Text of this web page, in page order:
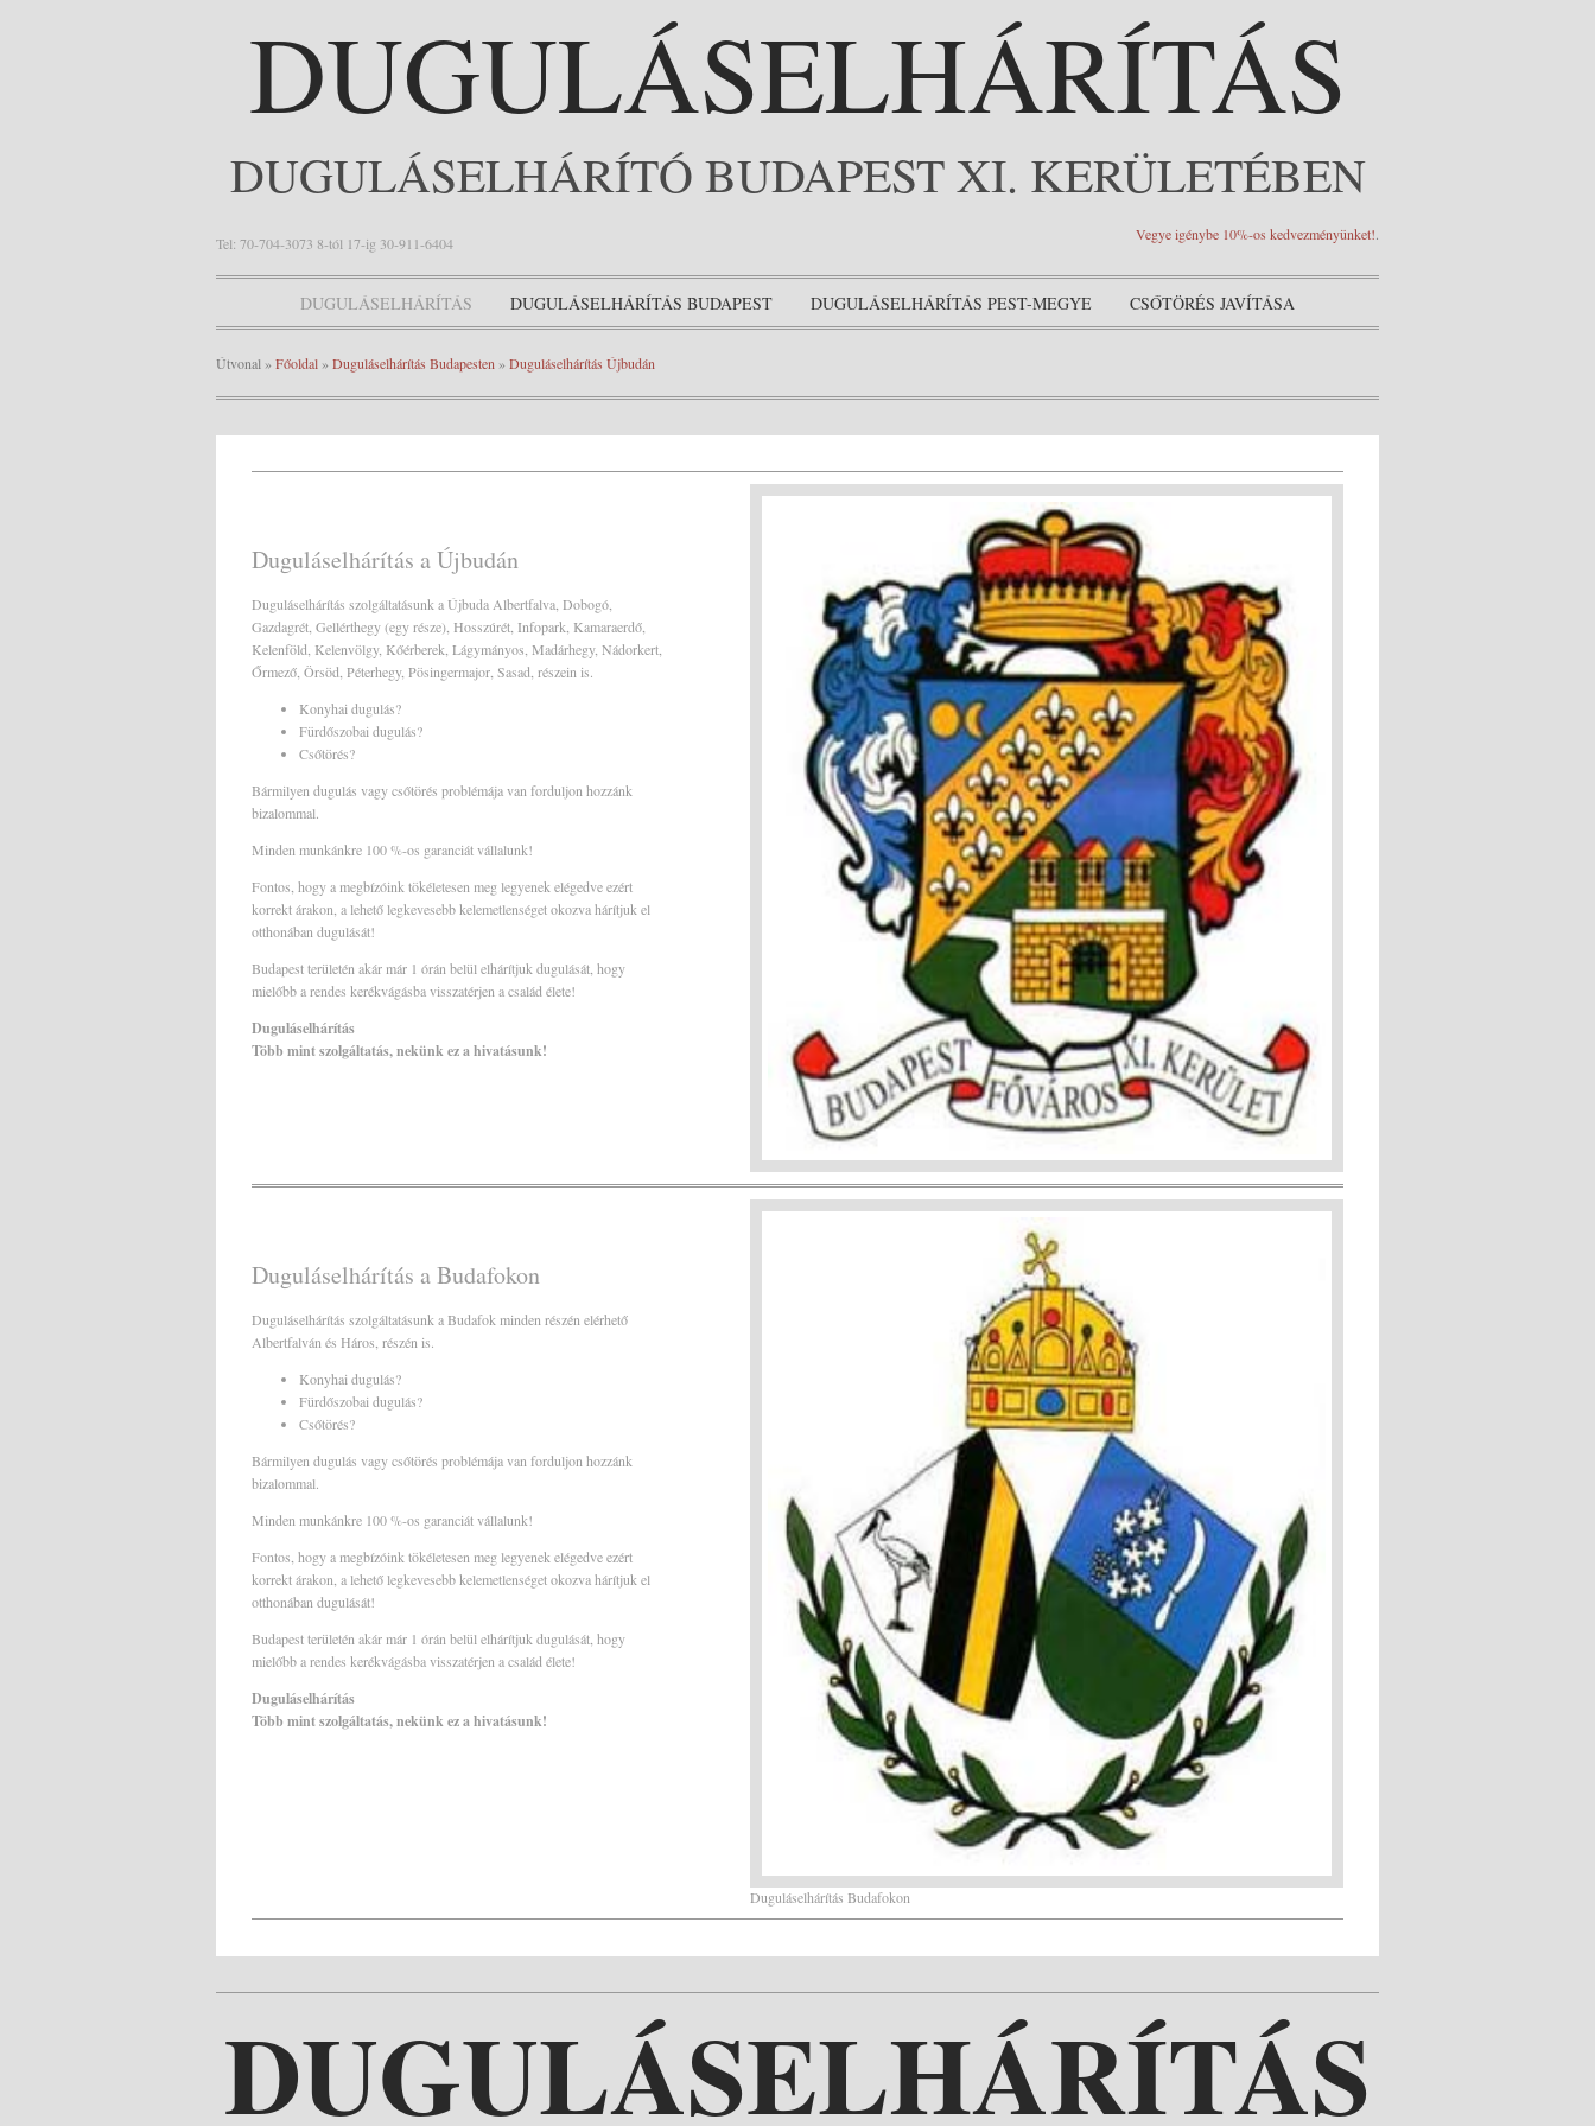
DUGULÁSELHÁRÍTÁS
DUGULÁSELHÁRÍTÓ BUDAPEST XI. KERÜLETÉBEN
Tel: 70-704-3073 8-tól 17-ig 30-911-6404 Vegye igénybe 10%-os kedvezményünket!
DUGULÁSELHÁRÍTÁS DUGULÁSELHÁRÍTÁS BUDAPEST DUGULÁSELHÁRÍTÁS PEST-MEGYE CSŐTÖRÉS JAVÍTÁSA
Útvonal » Főoldal » Duguláselhárítás Budapesten » Duguláselhárítás Újbudán
Duguláselhárítás a Újbudán
Duguláselhárítás szolgáltatásunk a Újbuda Albertfalva, Dobogó,
Gazdagrét, Gellérthegy (egy része), Hosszúrét, Infopark, Kamaraerdő,
Kelenföld, Kelenvölgy, Kőérberek, Lágymányos, Madárhegy, Nádorkert,
Őrmező, Örsöd, Péterhegy, Pösingermajor, Sasad, részein is.
Konyhai dugulás?
Fürdőszobai dugulás?
Csőtörés?
Bármilyen dugulás vagy csőtörés problémája van forduljon hozzánk
bizalommal.
Minden munkánkre 100 %-os garanciát vállalunk!
Fontos, hogy a megbízóink tökéletesen meg legyenek elégedve ezért
korrekt árakon, a lehető legkevesebb kelemetlenséget okozva hárítjuk el
otthonában dugulását!
Budapest területén akár már 1 órán belül elhárítjuk dugulását, hogy
mielőbb a rendes kerékvágásba visszatérjen a család élete!
Duguláselhárítás
Több mint szolgáltatás, nekünk ez a hivatásunk!
Duguláselhárítás a Budafokon
Duguláselhárítás szolgáltatásunk a Budafok minden részén elérhető
Albertfalván és Háros, részén is.
Konyhai dugulás?
Fürdőszobai dugulás?
Csőtörés?
Bármilyen dugulás vagy csőtörés problémája van forduljon hozzánk
bizalommal.
Minden munkánkre 100 %-os garanciát vállalunk!
Fontos, hogy a megbízóink tökéletesen meg legyenek elégedve ezért
korrekt árakon, a lehető legkevesebb kelemetlenséget okozva hárítjuk el
otthonában dugulását!
Budapest területén akár már 1 órán belül elhárítjuk dugulását, hogy
mielőbb a rendes kerékvágásba visszatérjen a család élete!
Duguláselhárítás
Több mint szolgáltatás, nekünk ez a hivatásunk!
Duguláselhárítás Budafokon
DUGULÁSELHÁRÍTÁS